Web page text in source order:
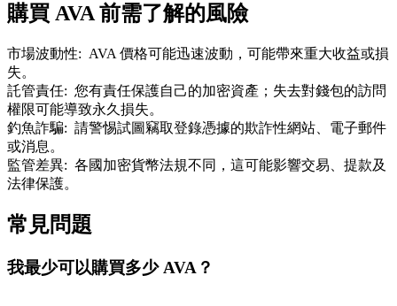
購買 AVA 前需了解的風險
市場波動性: AVA 價格可能迅速波動，可能帶來重大收益或損
失。
託管責任: 您有責任保護自己的加密資產；失去對錢包的訪問
權限可能導致永久損失。
釣魚詐騙: 請警惕試圖竊取登錄憑據的欺詐性網站、電子郵件
或消息。
監管差異: 各國加密貨幣法規不同，這可能影響交易、提款及
法律保護。
常見問題
我最少可以購買多少 AVA？